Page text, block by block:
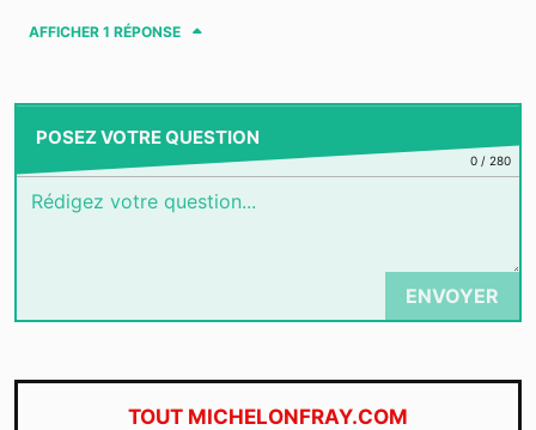
AFFICHER 1 RÉPONSE
POSEZ VOTRE QUESTION
0/ 280
ENVOYER
TOUT MICHELONFRAY.COM